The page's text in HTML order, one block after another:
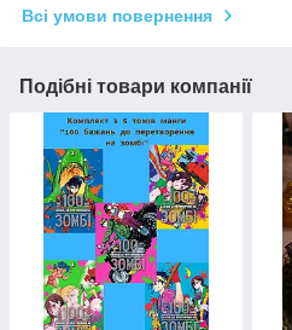
Всі умови повернення
Подібні товари компанії